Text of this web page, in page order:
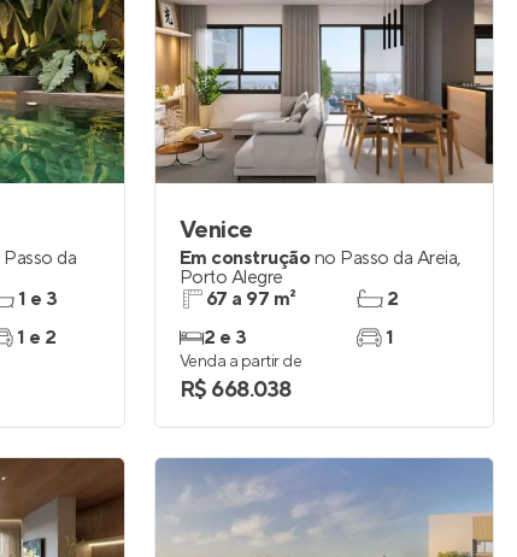
Passo da
1 e 3
1 e 2
Venice
Em construçãono Passo da Areia,
Porto Alegre
67 a 97 m²
2 e 3
2
1
Venda a partir de
R$ 668.038